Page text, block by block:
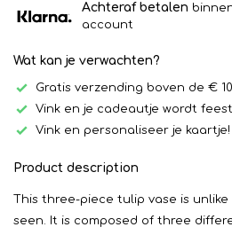
Achteraf betalen
account
Wat kan je verwachten?
Gratis verzending boven de €
Vink en je cadeautje wordt
Vink en personaliseer je kaartje!
Product description
This three-piece tulip vase is
seen. It is composed of three